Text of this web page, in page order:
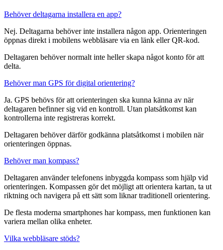
Behöver deltagarna installera en app?
Nej. Deltagarna behöver inte installera någon app. Orienteringen
öppnas direkt i mobilens webbläsare via en länk eller QR-kod.
Deltagaren behöver normalt inte heller skapa något konto för att
delta.
Behöver man GPS för digital orientering?
Ja. GPS behövs för att orienteringen ska kunna känna av när
deltagaren befinner sig vid en kontroll. Utan platsåtkomst kan
kontrollerna inte registreras korrekt.
Deltagaren behöver därför godkänna platsåtkomst i mobilen när
orienteringen öppnas.
Behöver man kompass?
Deltagaren använder telefonens inbyggda kompass som hjälp vid
orienteringen. Kompassen gör det möjligt att orientera kartan, ta ut
riktning och navigera på ett sätt som liknar traditionell orientering.
De flesta moderna smartphones har kompass, men funktionen kan
variera mellan olika enheter.
Vilka webbläsare stöds?